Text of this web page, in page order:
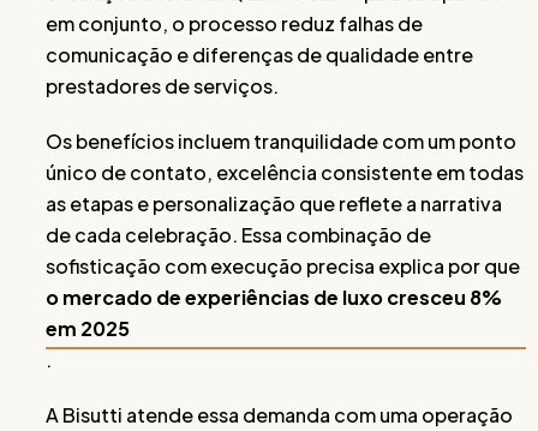
em conjunto, o processo reduz falhas de
comunicação e diferenças de qualidade entre
prestadores de serviços.
Os benefícios incluem tranquilidade com um ponto
único de contato, excelência consistente em todas
as etapas e personalização que reflete a narrativa
de cada celebração. Essa combinação de
sofisticação com execução precisa explica por que
o mercado de experiências de luxo cresceu 8%
em 2025
.
A Bisutti atende essa demanda com uma operação